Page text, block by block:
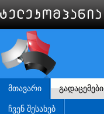
ᲛᲗᲐᲕᲐᲠᲘ ᲒᲐᲓᲐᲪᲔᲛᲔᲑᲘ
ᲩᲕᲔᲜ ᲨᲔᲡᲐᲮᲔᲑ